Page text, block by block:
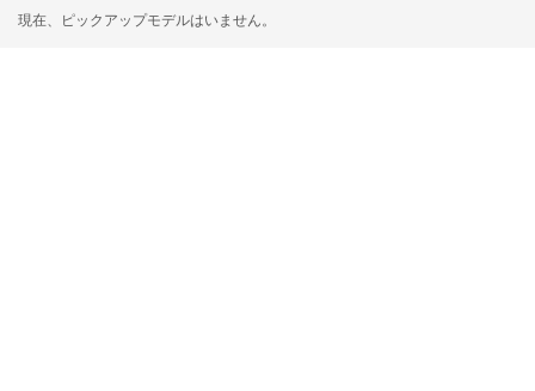
現在、ピックアップモデルはいません。